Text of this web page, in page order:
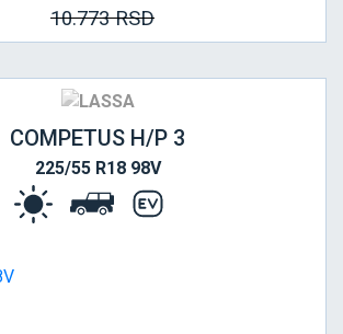
10.773 RSD
COMPETUS H/P 3
225/55 R18 98V